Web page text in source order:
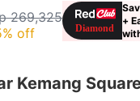
269,325
off
+
Kemang